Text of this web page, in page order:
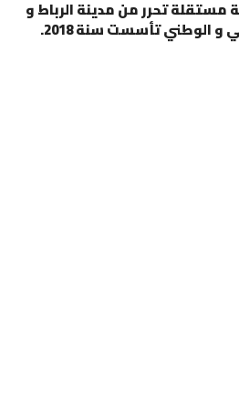
مستقلة تحرر من مدينة الرباط و
و الوطني تأسست سنة 2018.